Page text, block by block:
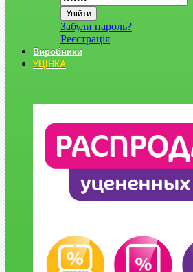
Забули пароль?
Реєстрація
Виробники
УЦІНКА